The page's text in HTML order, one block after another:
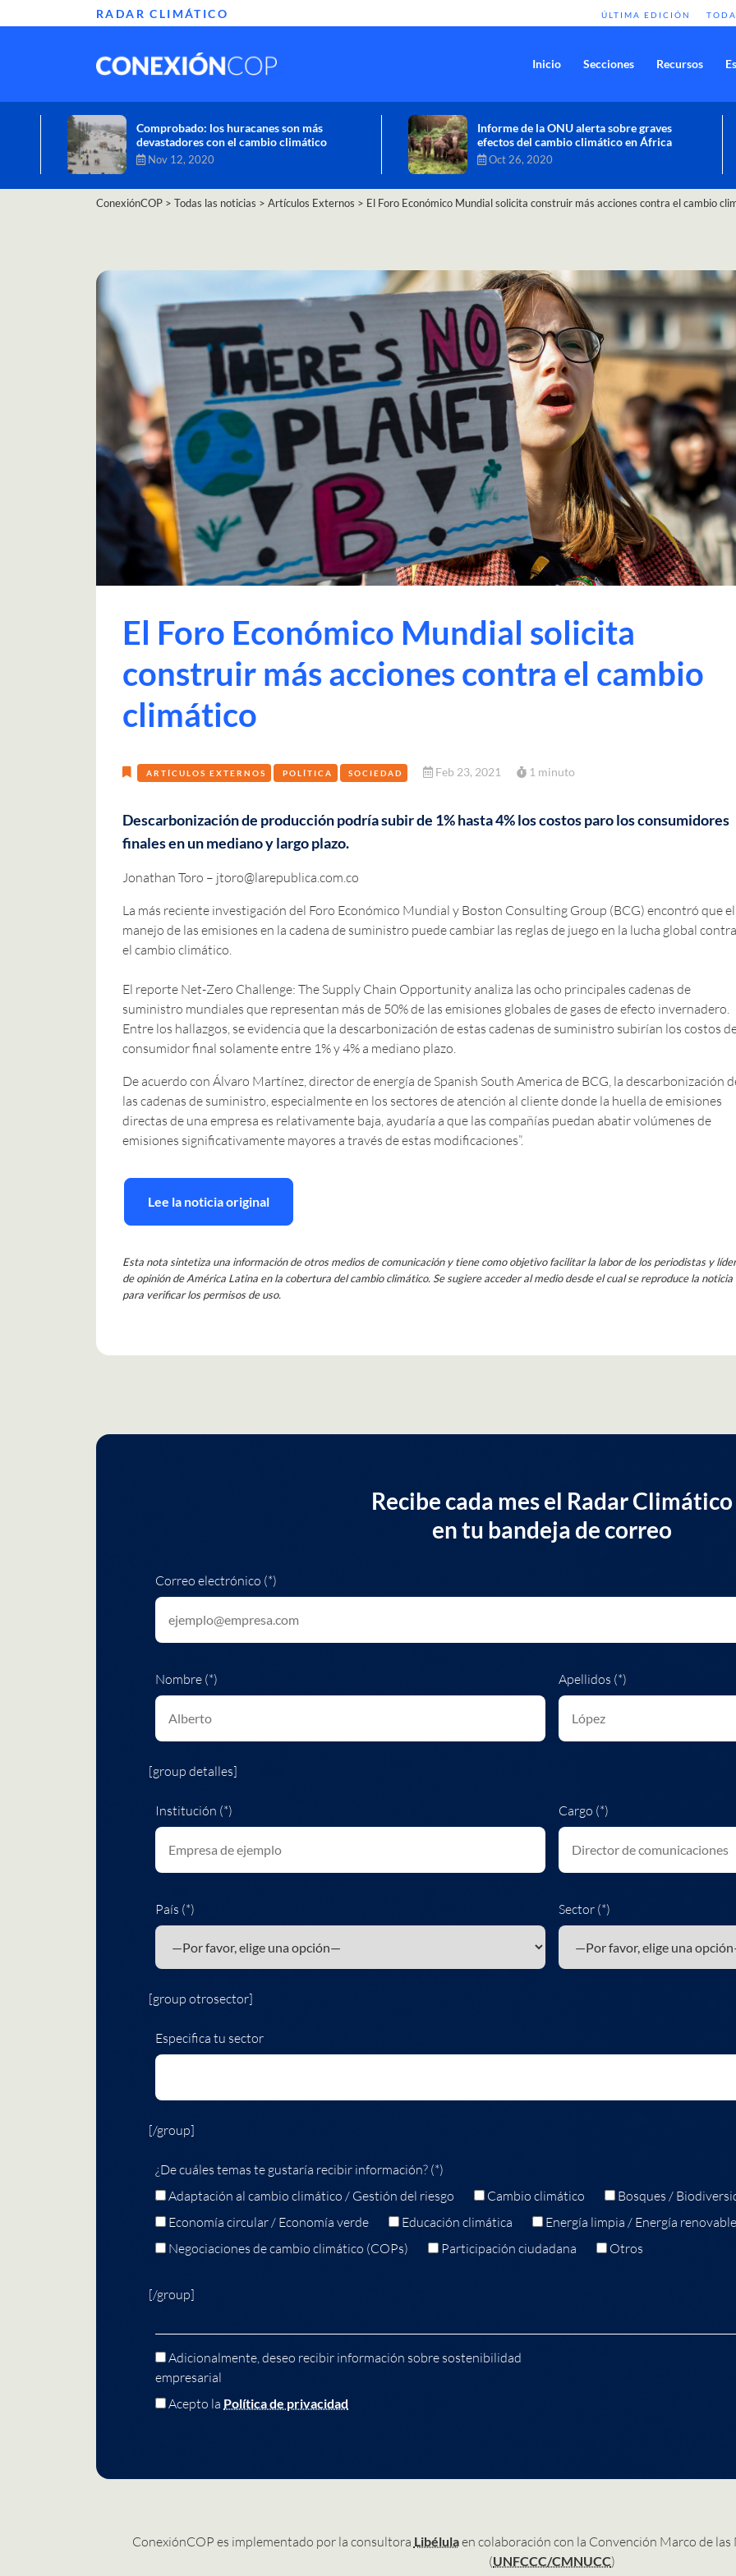
RADAR CLIMÁTICO ÚLTIMA EDICIÓN
Inicio Secciones Recursos
Informe de la ONU alerta sobre graves
efectos del cambio climático en África
Oct 26, 2020
Comisión de Alto Nivel de Cambio
Climático aprueba nueva ambición
climática del Perú
Dic 16, 2020
ConexiónCOP > Todas las noticias > Artículos Externos > El Foro Económico Mundial solicita construir más acciones contra el cambio
El Foro Económico Mundial solicita
construir más acciones contra el cambio
climático
ARTÍCULOS EXTERNOS POLÍTICA SOCIEDAD Feb 23, 2021 1 minuto
Descarbonización de producción podría subir de 1% hasta 4% los costos paro los consumidores
finales en un mediano y largo plazo.
Jonathan Toro – jtoro@larepublica.com.co
La más reciente investigación del Foro Económico Mundial y Boston Consulting Group (BCG) encontró que el
manejo de las emisiones en la cadena de suministro puede cambiar las reglas de juego en la lucha global contra
el cambio climático.
El reporte Net-Zero Challenge: The Supply Chain Opportunity analiza las ocho principales cadenas de
suministro mundiales que representan más de 50% de las emisiones globales de gases de efecto invernadero.
Entre los hallazgos, se evidencia que la descarbonización de estas cadenas de suministro subirían los costos
consumidor final solamente entre 1% y 4% a mediano plazo.
De acuerdo con Álvaro Martínez, director de energía de Spanish South America de BCG, la descarbonización
las cadenas de suministro, especialmente en los sectores de atención al cliente donde la huella de emisiones
directas de una empresa es relativamente baja, ayudaría a que las compañías puedan abatir volúmenes de
emisiones significativamente mayores a través de estas modificaciones”.
Lee la noticia original
Esta nota sintetiza una información de otros medios de comunicación y tiene como objetivo facilitar la labor de los periodistas y
de opinión de América Latina en la cobertura del cambio climático. Se sugiere acceder al medio desde el cual se reproduce la noticia
para verificar los permisos de uso.
Recibe cada mes el Radar Climático
en tu bandeja de correo
Correo electrónico (*)
Nombre (*) Apellidos (*)
[group detalles]
Institución (*) Cargo (*)
País (*) Sector (*)
[group otrosector]
Especifica tu sector
[/group]
¿De cuáles temas te gustaría recibir información? (*)
Adaptación al cambio climático / Gestión del riesgo
Cambio climático
Bosques /
Economía circular / Economía verde
Educación climática
Energía limpia / Energía renovable
Negociaciones de cambio climático (COPs)
Participación ciudadana Otros
[/group]
Adicionalmente, deseo recibir información sobre sostenibilidad
empresarial
Acepto la Política de privacidad
ConexiónCOP es implementado por la consultora Libélulaen colaboración con la Convención Marco de
(UNFCCC/CMNUCC)